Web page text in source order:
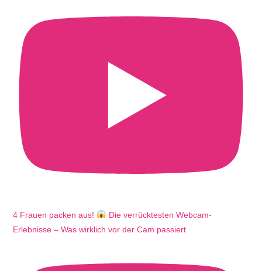
4 Frauen packen aus!
Die verrücktesten Webcam-
Erlebnisse – Was wirklich vor der Cam passiert